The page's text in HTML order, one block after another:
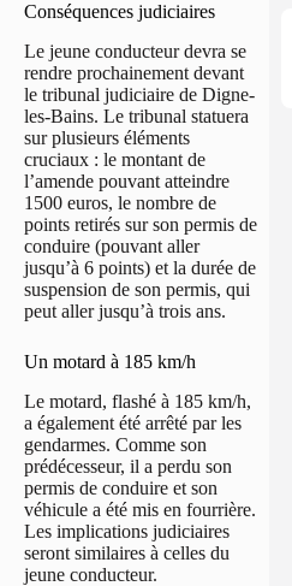
Conséquences judiciaires
Le jeune conducteur devra se
rendre prochainement devant
le tribunal judiciaire de Digne-
les-Bains. Le tribunal statuera
sur plusieurs éléments
cruciaux : le montant de
l’amende pouvant atteindre
1500 euros, le nombre de
points retirés sur son permis de
conduire (pouvant aller
jusqu’à 6 points) et la durée de
suspension de son permis, qui
peut aller jusqu’à trois ans.
Un motard à 185 km/h
Le motard, flashé à 185 km/h,
a également été arrêté par les
gendarmes. Comme son
prédécesseur, il a perdu son
permis de conduire et son
véhicule a été mis en fourrière.
Les implications judiciaires
seront similaires à celles du
jeune conducteur.